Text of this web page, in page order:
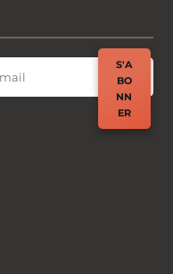
S'A
BO
NN
ER